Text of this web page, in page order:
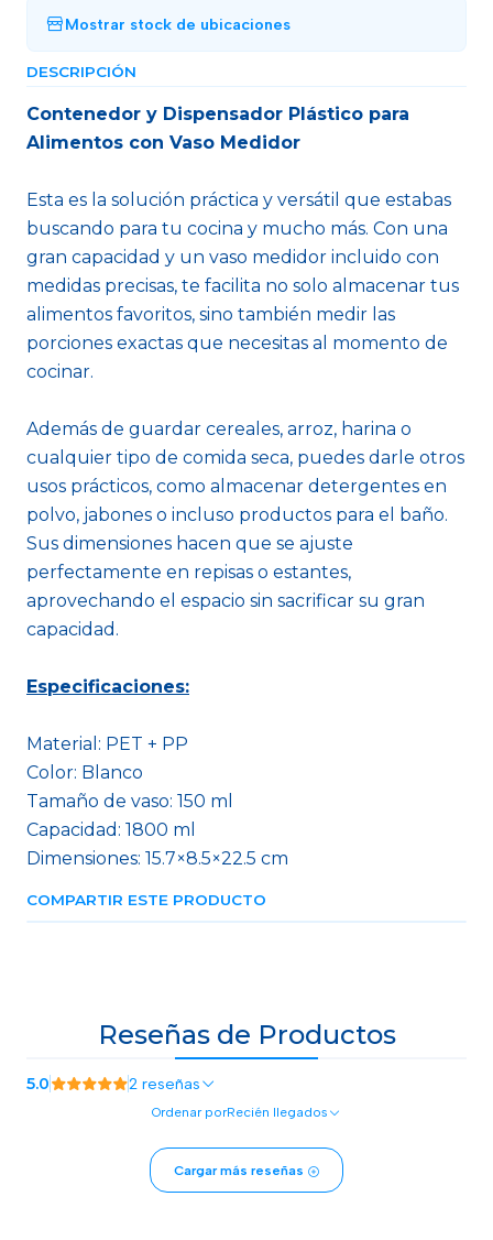
Mostrar stock de ubicaciones
DESCRIPCIÓN
Contenedor y Dispensador Plástico para
Alimentos con Vaso Medidor
Esta es la solución práctica y versátil que estabas
buscando para tu cocina y mucho más. Con una
gran capacidad y un vaso medidor incluido con
medidas precisas, te facilita no solo almacenar tus
alimentos favoritos, sino también medir las
porciones exactas que necesitas al momento de
cocinar.
Además de guardar cereales, arroz, harina o
cualquier tipo de comida seca, puedes darle otros
usos prácticos, como almacenar detergentes en
polvo, jabones o incluso productos para el baño.
Sus dimensiones hacen que se ajuste
perfectamente en repisas o estantes,
aprovechando el espacio sin sacrificar su gran
capacidad.
Especificaciones:
Material: PET + PP
Color: Blanco
Tamaño de vaso: 150 ml
Capacidad: 1800 ml
Dimensiones: 15.7×8.5×22.5 cm
COMPARTIR ESTE PRODUCTO
Reseñas de Productos
5.0 2 reseñas
Ordenar porRecién llegados
Cargar más reseñas